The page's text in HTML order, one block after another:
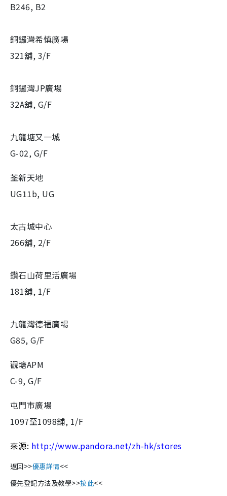
B246, B2
銅鑼灣希慎廣場
321舖, 3/F
銅鑼灣JP廣場
32A舖, G/F
九龍塘又一城
G-02, G/F
荃新天地
UG11b, UG
太古城中心
266舖, 2/F
鑽石山荷里活廣場
181舖, 1/F
九龍灣德福廣場
G85, G/F
觀塘APM
C-9, G/F
屯門市廣場
1097至1098舖, 1/F
來源: http://www.pandora.net/zh-hk/stores
返回>>優惠詳情<<
優先登記方法及教學>>按此<<